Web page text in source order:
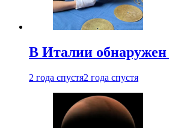
В Италии
2 года спустя2 года спустя